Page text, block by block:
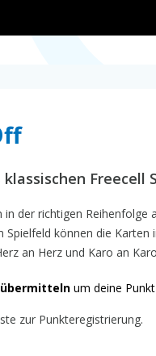
Freecell
der richtigen
Spielfeld können die
an Herz und Karo an
um deine
zur Punkteregistrierung.